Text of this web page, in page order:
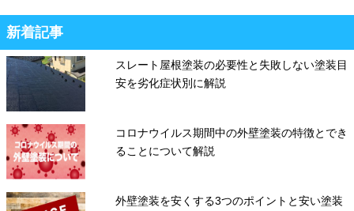
新着記事
スレート屋根塗装の必要性と失敗しない塗装目
安を劣化症状別に解説
コロナウイルス期間中の外壁塗装の特徴とでき
ることについて解説
外壁塗装を安くする3つのポイントと安い塗装